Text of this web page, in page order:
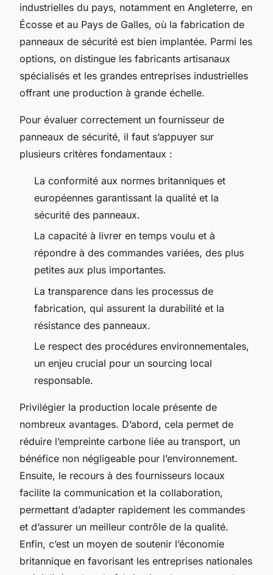
industrielles du pays, notamment en Angleterre, en
Écosse et au Pays de Galles, où la fabrication de
panneaux de sécurité est bien implantée. Parmi les
options, on distingue les fabricants artisanaux
spécialisés et les grandes entreprises industrielles
offrant une production à grande échelle.
Pour évaluer correctement un fournisseur de
panneaux de sécurité, il faut s’appuyer sur
plusieurs critères fondamentaux :
La conformité aux normes britanniques et
européennes garantissant la qualité et la
sécurité des panneaux.
La capacité à livrer en temps voulu et à
répondre à des commandes variées, des plus
petites aux plus importantes.
La transparence dans les processus de
fabrication, qui assurent la durabilité et la
résistance des panneaux.
Le respect des procédures environnementales,
un enjeu crucial pour un sourcing local
responsable.
Privilégier la production locale présente de
nombreux avantages. D’abord, cela permet de
réduire l’empreinte carbone liée au transport, un
bénéfice non négligeable pour l’environnement.
Ensuite, le recours à des fournisseurs locaux
facilite la communication et la collaboration,
permettant d’adapter rapidement les commandes
et d’assurer un meilleur contrôle de la qualité.
Enfin, c’est un moyen de soutenir l’économie
britannique en favorisant les entreprises nationales